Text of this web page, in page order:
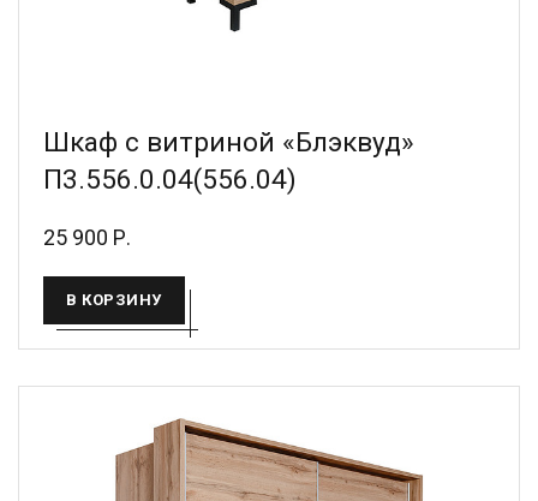
Шкаф с витриной «Блэквуд»
П3.556.0.04(556.04)
25 900 Р.
В КОРЗИНУ